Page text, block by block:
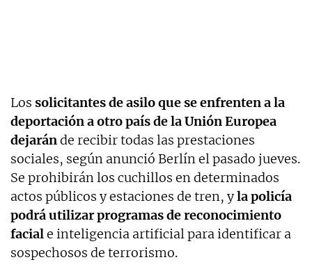
Los solicitantes de asilo que se enfrenten a la
deportación a otro país de la Unión Europea
dejaránde recibir todas las prestaciones
sociales, según anunció Berlín el pasado jueves.
Se prohibirán los cuchillos en determinados
actos públicos y estaciones de tren, yla policía
podrá utilizar programas de reconocimiento
faciale inteligencia artificial para identificar a
sospechosos de terrorismo.